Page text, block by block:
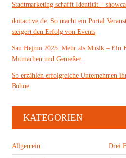
Stadtmarketing schafft Identität –
doitactive.de: So macht ein Portal
steigert den Erfolg von Events
San Hejmo 2025: Mehr als Musik – Ein
Mitmachen und Genießen
So erzählen erfolgreiche Unternehmen
Bühne
KATEGORIEN
Allgemein Drei